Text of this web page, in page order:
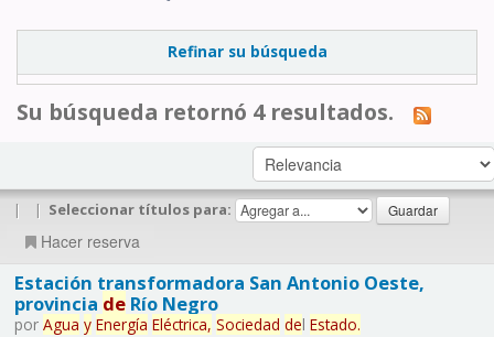
Refinar su búsqueda
Su búsqueda retornó 4 resultados.
| | Seleccionar títulos para:
Hacer reserva
Estación transformadora San Antonio Oeste,
provincia deRío Negro
por Agua y Energía Eléctrica, Sociedad del Estado.